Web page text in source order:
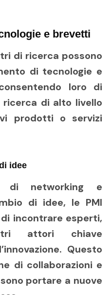
e brevetti
di ricerca possono
di tecnologie e
loro di
di alto livello
prodotti o servizi
idee
di networking e
di idee, le PMI
incontrare esperti,
attori chiave
Questo
di collaborazioni e
portare a nuove